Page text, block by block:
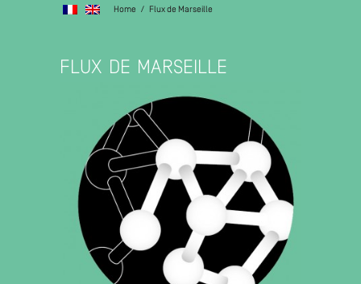
Home / Flux de Marseille
FLUX DE MARSEILLE